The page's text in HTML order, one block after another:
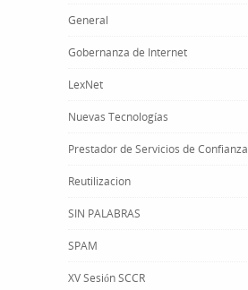
General
Gobernanza de Internet
LexNet
Nuevas Tecnologías
Prestador de Servicios de Confianza
Reutilizacion
SIN PALABRAS
SPAM
XV Sesión SCCR